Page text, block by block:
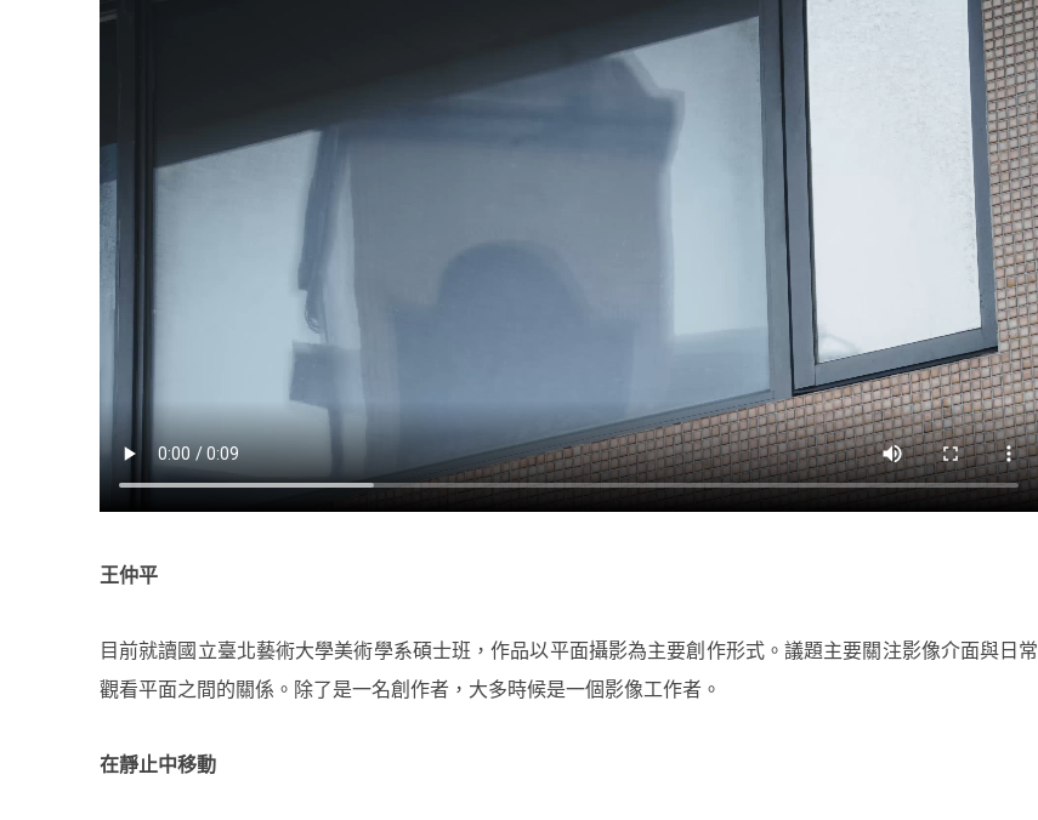
王仲平
目前就讀國立臺北藝術大學美術學系碩士班，作品以平面攝影為主要創作形式。議題主要關注影像介面與日常
觀看平面之間的關係。除了是一名創作者，大多時候是一個影像工作者。
在靜止中移動